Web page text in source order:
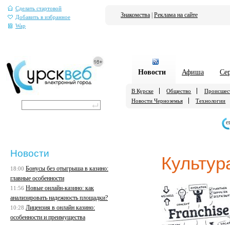
Сделать стартовой
Добавить в избранное
Wap
Знакомства Реклама на сайте
Новости Афиша
В Курске Общество
Новости Черноземья
Технологии
Новости
18:00 Бонусы без отыгрыша в казино:
главные особенности
11:56 Новые онлайн-казино: как
анализировать надежность площадки?
10:28 Лицензия в онлайн казино:
особенности и преимущества